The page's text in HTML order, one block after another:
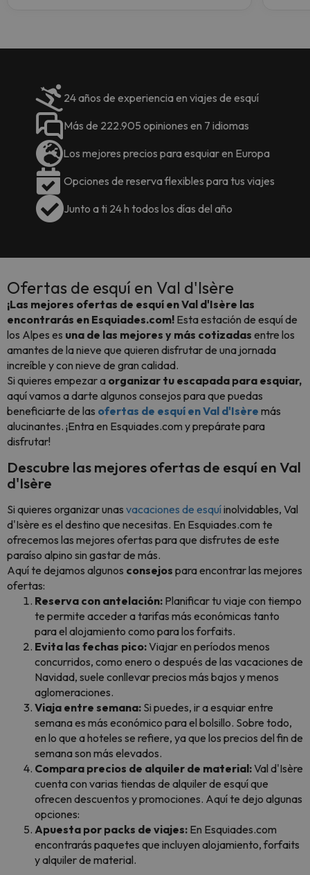
24 años de experiencia en viajes de esquí
Más de 222.905 opiniones en 7 idiomas
Los mejores precios para esquiar en Europa
Opciones de reserva flexibles para tus viajes
Junto a ti 24 h todos los días del año
Ofertas de esquí en Val d'Isère
¡Las mejores ofertas de esquí en Val d'Isère las
encontrarás en Esquiades.com! Esta estación de esquí de
los Alpes es una de las mejores y más cotizadas entre los
amantes de la nieve que quieren disfrutar de una jornada
increíble y con nieve de gran calidad.
Si quieres empezar a organizar tu escapada para esquiar,
aquí vamos a darte algunos consejos para que puedas
beneficiarte de las ofertas de esquí en Val d'Isère más
alucinantes. ¡Entra en Esquiades.com y prepárate para
disfrutar!
Descubre las mejores ofertas de esquí en Val
d'Isère
Si quieres organizar unas vacaciones de esquíinolvidables, Val
d'Isère es el destino que necesitas. En Esquiades.com te
ofrecemos las mejores ofertas para que disfrutes de este
paraíso alpino sin gastar de más.
Aquí te dejamos algunos consejos para encontrar las mejores
ofertas:
Reserva con antelación: Planificar tu viaje con tiempo
te permite acceder a tarifas más económicas tanto
para el alojamiento como para los forfaits.
Evita las fechas pico:Viajar en períodos menos
concurridos, como enero o después de las vacaciones de
Navidad, suele conllevar precios más bajos y menos
aglomeraciones.
Viaja entre semana: Si puedes, ir a esquiar entre
semana es más económico para el bolsillo. Sobre todo,
en lo que a hoteles se refiere, ya que los precios del fin de
semana son más elevados.
Compara precios de alquiler de material:Val d'Isère
cuenta con varias tiendas de alquiler de esquí que
ofrecen descuentos y promociones. Aquí te dejo algunas
opciones:
Apuesta por packs de viajes: En Esquiades.com
encontrarás paquetes que incluyen alojamiento, forfaits
y alquiler de material.